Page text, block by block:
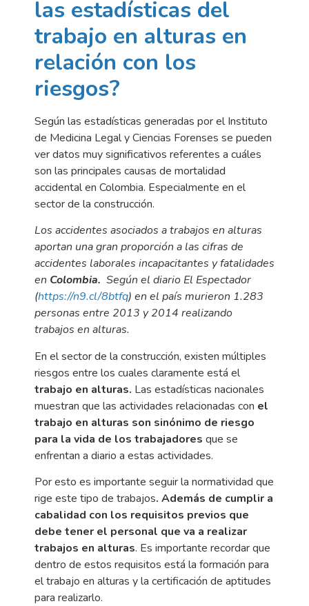
las estadísticas del
trabajo en alturas en
relación con los
riesgos?
Según las estadísticas generadas por el Instituto
de Medicina Legal y Ciencias Forenses se pueden
ver datos muy significativos referentes a cuáles
son las principales causas de mortalidad
accidental en Colombia. Especialmente en el
sector de la construcción.
Los accidentes asociados a trabajos en alturas
aportan una gran proporción a las cifras de
accidentes laborales incapacitantes y fatalidades
en Colombia. Según el diario El Espectador
(https://n9.cl/8btfq) en el país murieron 1.283
personas entre 2013 y 2014 realizando
trabajos en alturas.
En el sector de la construcción, existen múltiples
riesgos entre los cuales claramente está el
trabajo en alturas. Las estadísticas nacionales
muestran que las actividades relacionadas con el
trabajo en alturas son sinónimo de riesgo
para la vida de los trabajadores que se
enfrentan a diario a estas actividades.
Por esto es importante seguir la normatividad que
rige este tipo de trabajos. Además de cumplir a
cabalidad con los requisitos previos que
debe tener el personal que va a realizar
trabajos en alturas. Es importante recordar que
dentro de estos requisitos está la formación para
el trabajo en alturas y la certificación de aptitudes
para realizarlo.